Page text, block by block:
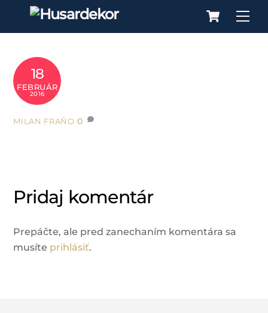
Cart
18
FEBRUÁR
2016
MILAN FRAŇO 0
Pridaj komentár
Prepáčte, ale pred zanechaním komentára sa
musíte prihlásiť.